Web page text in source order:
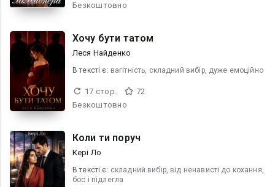
Безкоштовно
Хочу бути татом
Леся Найденко
В текcті є: вагітність, складний вибір, дуже емоційно
17 стор.
72
Безкоштовно
Коли ти поруч
Кері Ло
В текcті є: складний вибір, від ненависті до кохання,
бос і підлегла